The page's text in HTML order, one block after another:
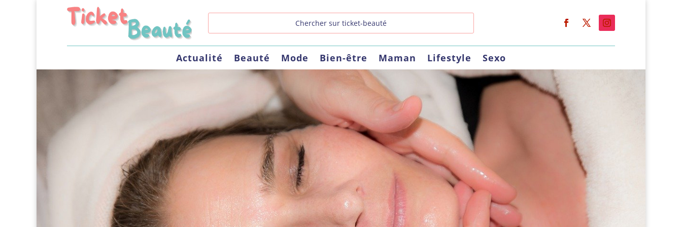
Actualité Beauté Mode Bien-être Maman Lifestyle Sexo